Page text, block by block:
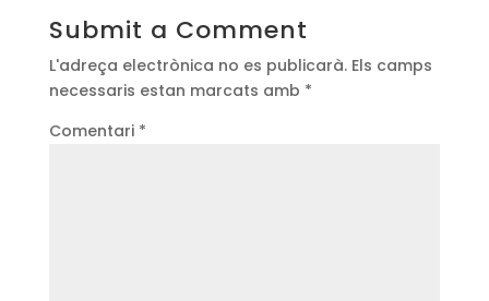
Submit a Comment
L'adreça electrònica no es publicarà. Els camps
necessaris estan marcats amb *
Comentari *